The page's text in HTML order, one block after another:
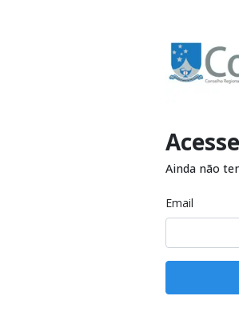
Ainda não
Email